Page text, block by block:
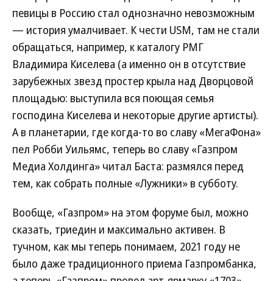
певицы в Россию стал однозначно невозможным
— история умалчивает. К чести USM, там не стали
обращаться, например, к каталогу РМГ
Владимира Киселева (а именно он в отсутствие
зарубежных звезд простер крыла над Дворцовой
площадью: выступила вся поющая семья
господина Киселева и некоторые другие артисты).
А в планетарии, где когда-то во славу «МегаФона»
пел Робби Уильямс, теперь во славу «Газпром
Медиа Холдинга» читал Баста: размялся перед
тем, как собрать полные «Лужники» в субботу.
Вообще, «Газпром» на этом форуме был, можно
сказать, триедин и максимально активен. В
тучном, как мы теперь понимаем, 2021 году не
было даже традиционного приема Газпромбанка,